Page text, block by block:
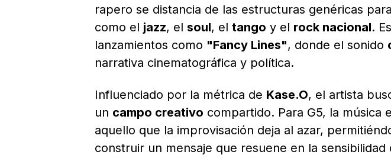
rapero se distancia de las estructuras genéricas
como el jazz, el soul, el tango y el rock nacional.
lanzamientos como "Fancy Lines", donde el sonido
narrativa cinematográfica y política.
Influenciado por la métrica de Kase.O, el artista
un campo creativo compartido. Para G5, la música
aquello que la improvisación deja al azar,
construir un mensaje que resuene en la